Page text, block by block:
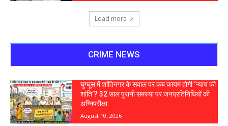
Load more
CRIME NEWS
घुग्घूस में शांतिनगर के सवाल पर कब कायम होगी ‘न्याय की
शांति’? 32 साल पुरानी समस्या पर जनप्रतिनिधियों की
अग्निपरीक्षा
August 10, 2026